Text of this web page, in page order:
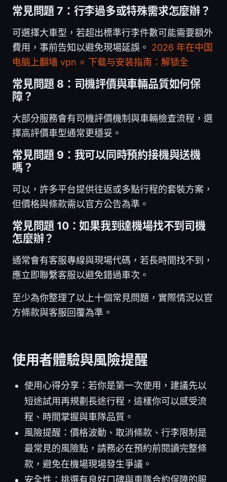
常見問題 7：行李過多或特殊需求怎麼辦？
可選擇大車型，若超出標準行李件數可能需要額外
費用，事前告知以避免現場延誤。 2026 年在中国
电脑上翻墙 vpn ⭐ 下载与安装指南：解锁全
常見問題 8：司機評價與車輛品質如何保
障？
大部分服務會有司機評價機制與車輛檢查流程，選
擇高評價車型通常更穩妥。
常見問題 9：我可以同時預約接機與送機
嗎？
可以，許多平台提供往返或多點行程的套裝方案，
但價格與條款需以官方公告為準。
常見問題 10：如果我到達機場找不到司機
怎麼辦？
通常會有客服專線與現場代碼，若長時間找不到，
應立即聯繫客服以避免錯過車次。
至少為你整理了以上十個常見問題，實際情況以官
方條款與客服回覆為準。
使用者體驗與風險提醒
使用心得分享：若你是第一次使用，建議先以
短途試用再規劃長途行程，這樣你可以感受流
程、時間掌握與車隊品質。
風險提醒：價格波動、取消條款、行李限制是
最常見的風險點，請務必在預約前閱讀完整條
款，避免在機場現場發生爭議。
安全性：挑選有良好口碑與車隊合約保障的服